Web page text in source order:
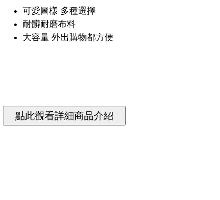
可愛圖樣 多種選擇
耐髒耐磨布料
大容量 外出購物都方便